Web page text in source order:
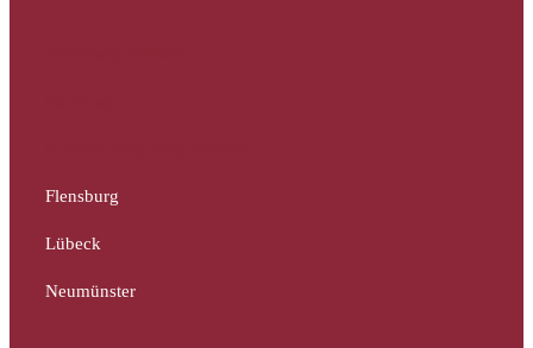
Flensburg
Lübeck
Neumünster